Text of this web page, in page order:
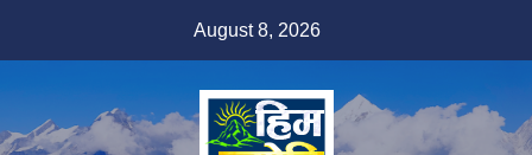
August 8, 2026